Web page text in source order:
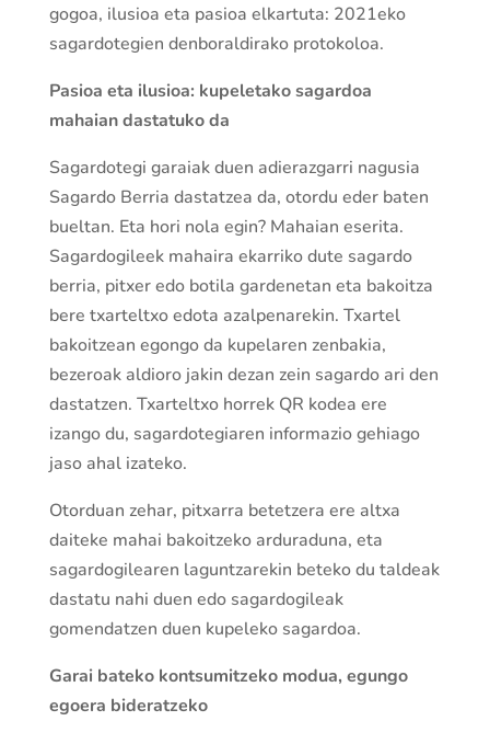
gogoa, ilusioa eta pasioa elkartuta: 2021eko
sagardotegien denboraldirako protokoloa.
Pasioa eta ilusioa: kupeletako sagardoa
mahaian dastatuko da
Sagardotegi garaiak duen adierazgarri nagusia
Sagardo Berria dastatzea da, otordu eder baten
bueltan. Eta hori nola egin? Mahaian eserita.
Sagardogileek mahaira ekarriko dute sagardo
berria, pitxer edo botila gardenetan eta bakoitza
bere txarteltxo edota azalpenarekin. Txartel
bakoitzean egongo da kupelaren zenbakia,
bezeroak aldioro jakin dezan zein sagardo ari den
dastatzen. Txarteltxo horrek QR kodea ere
izango du, sagardotegiaren informazio gehiago
jaso ahal izateko.
Otorduan zehar, pitxarra betetzera ere altxa
daiteke mahai bakoitzeko arduraduna, eta
sagardogilearen laguntzarekin beteko du taldeak
dastatu nahi duen edo sagardogileak
gomendatzen duen kupeleko sagardoa.
Garai bateko kontsumitzeko modua, egungo
egoera bideratzeko